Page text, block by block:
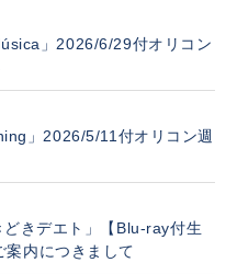
」2026/6/29付オリコン
」2026/5/11付オリコン週
きデエト」【Blu-ray付生
案内につきまして